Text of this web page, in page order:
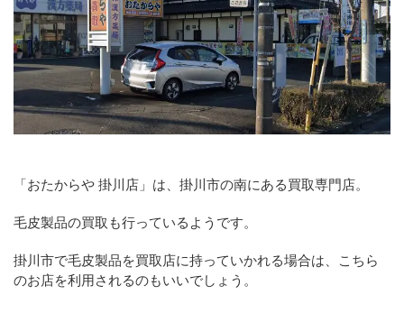
「おたからや 掛川店」は、掛川市の南にある買取専門店。
毛皮製品の買取も行っているようです。
掛川市で毛皮製品を買取店に持っていかれる場合は、こちら
のお店を利用されるのもいいでしょう。